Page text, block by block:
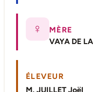
♀
MÈRE
VAYA DE
ÉLEVEUR
M. JUILLET Joël